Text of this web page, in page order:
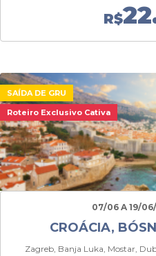
R$
SAÍDA DE GRU
Roteiro Exclusivo Cativa
07/06 A 19/
CROÁCIA,
Zagreb, Banja Luka, Mostar,